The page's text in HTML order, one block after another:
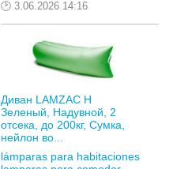
3.06.2026 14:16
Диван LAMZAC Н
Зеленый, Надувной, 2
отсека, до 200кг, Сумка,
нейлон во...
lámparas para habitaciones